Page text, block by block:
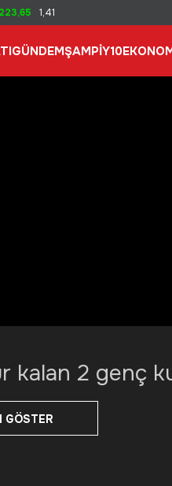
1,41
GÜNDEMŞAMPİY10
2 genç
GÖSTER